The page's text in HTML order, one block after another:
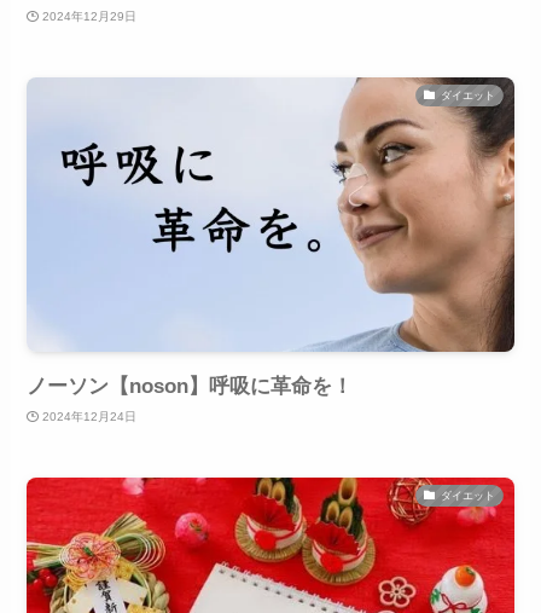
2024年12月29日
ダイエット
ノーソン【noson】呼吸に革命を！
2024年12月24日
ダイエット